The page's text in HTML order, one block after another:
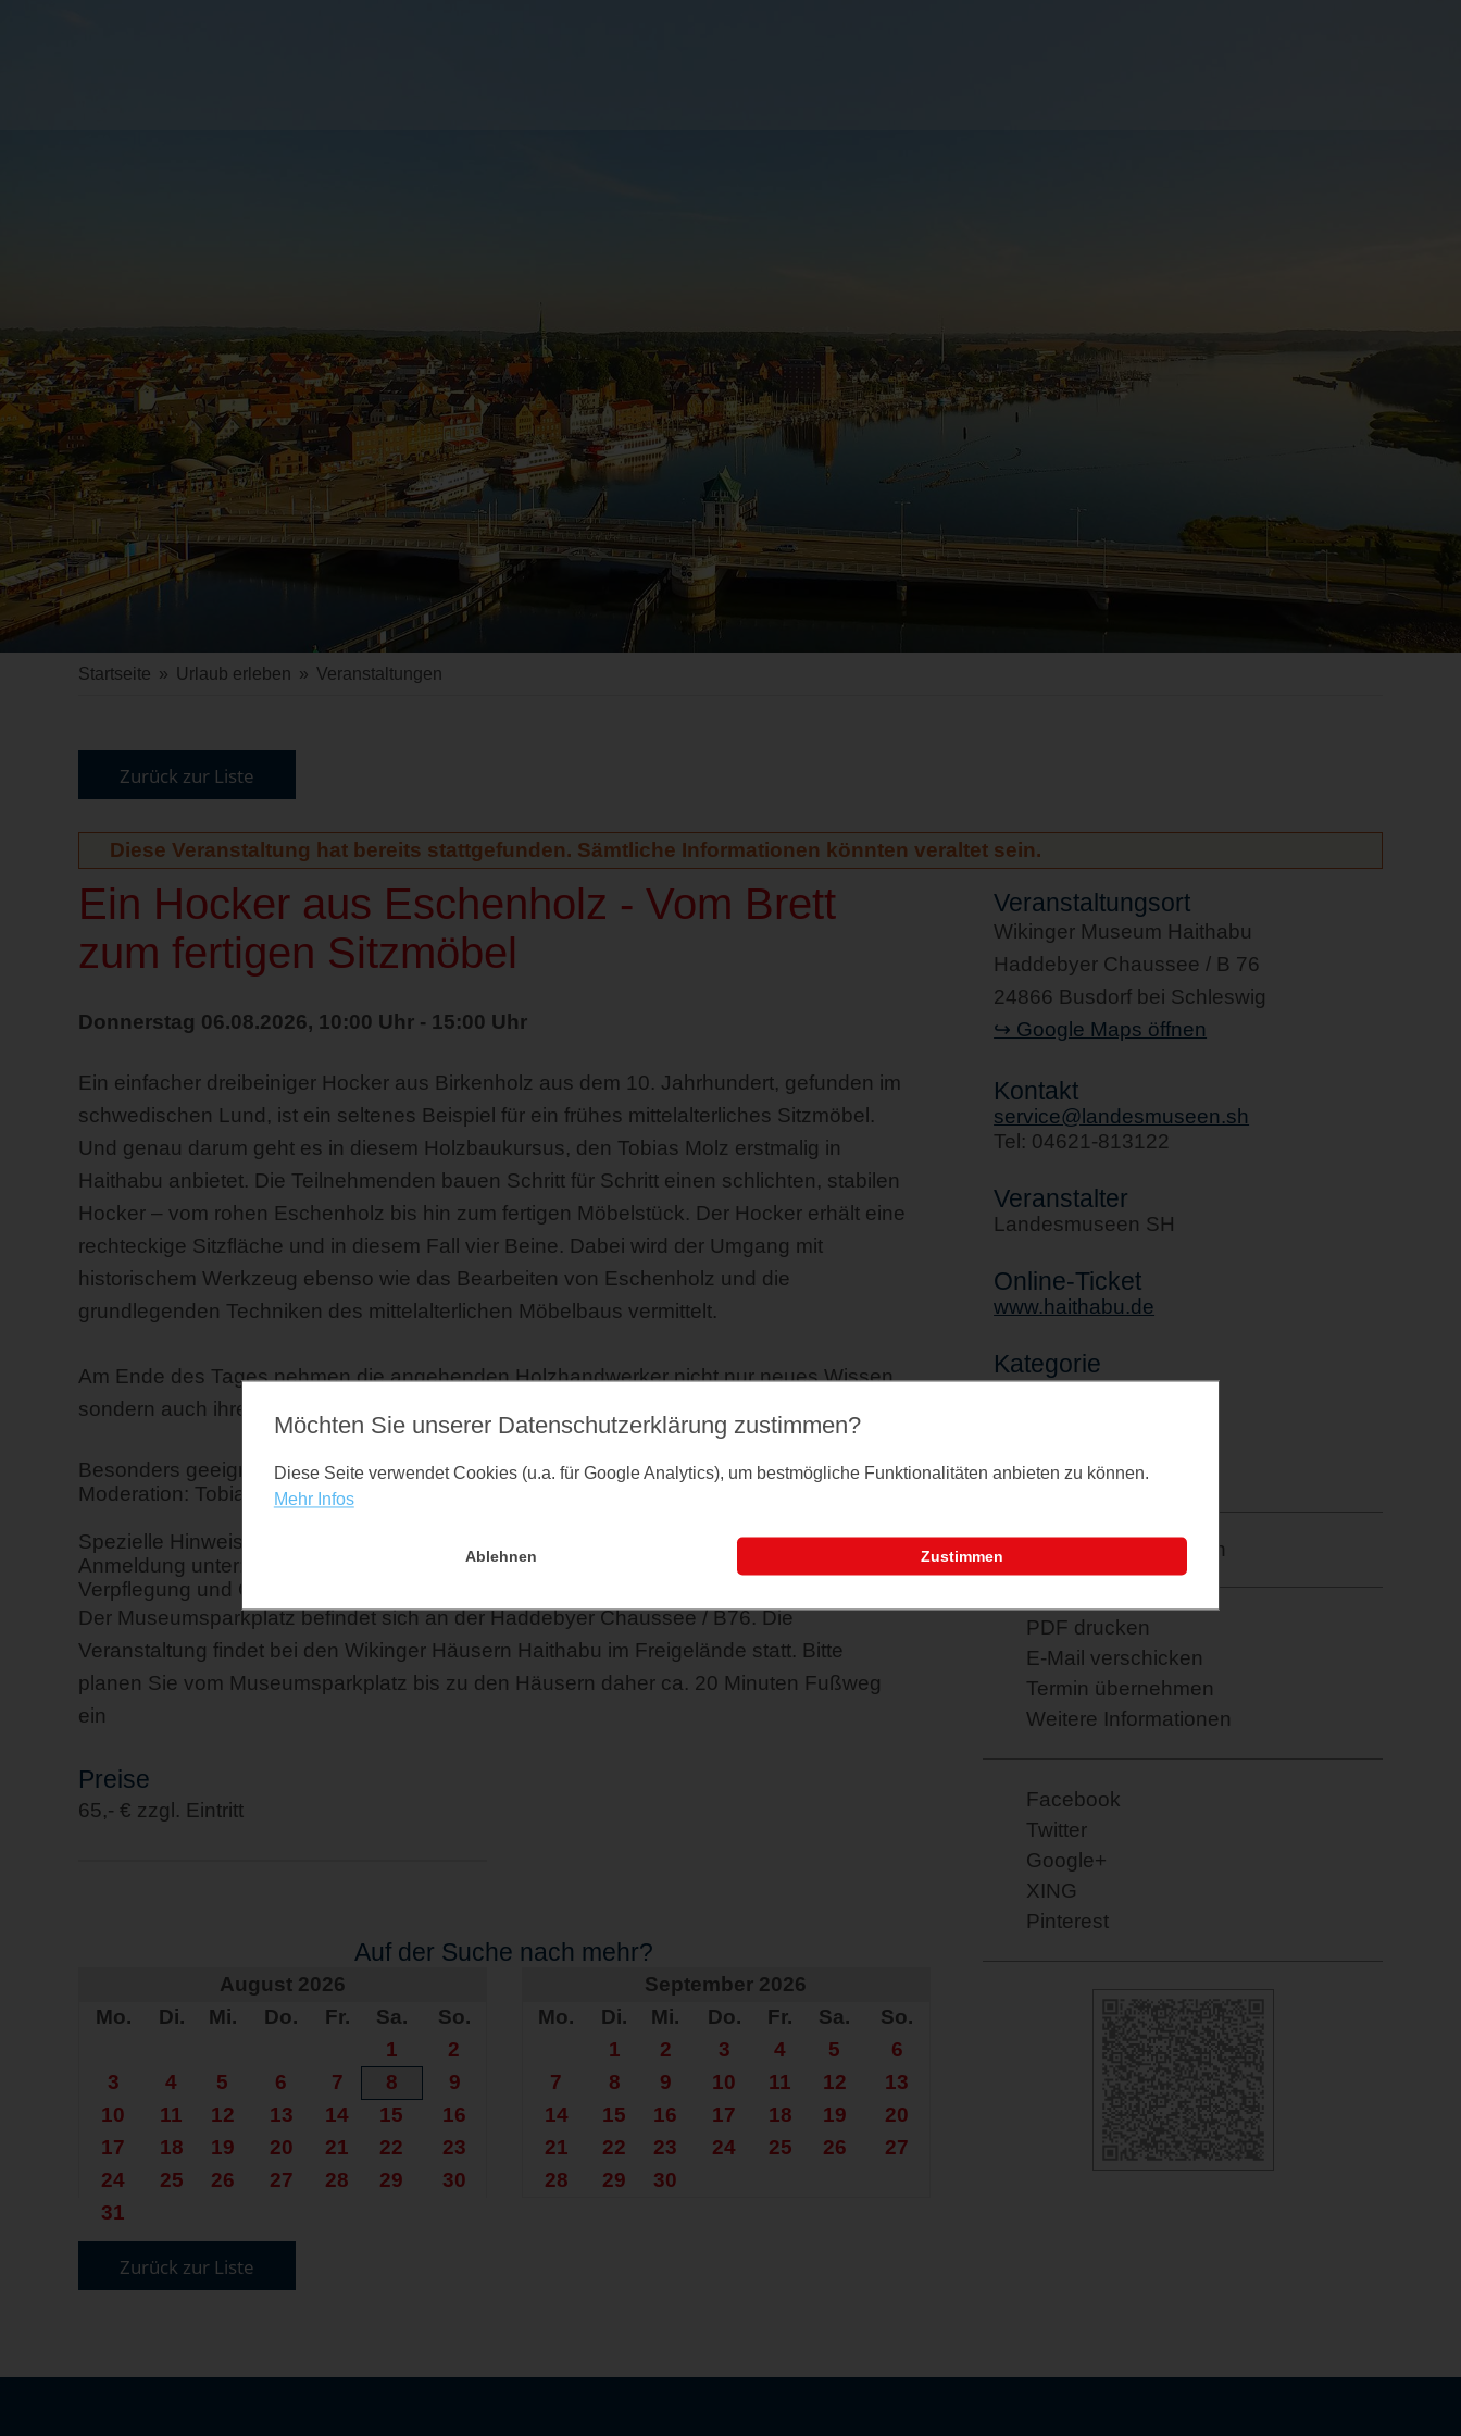
Startseite » Urlaub erleben » Veranstaltungen
Zurück zur Liste
Diese Veranstaltung hat bereits stattgefunden. Sämtliche Informationen könnten veraltet sein.
Ein Hocker aus Eschenholz - Vom Brett
zum fertigen Sitzmöbel
Donnerstag 06.08.2026, 10:00 Uhr - 15:00 Uhr
Ein einfacher dreibeiniger Hocker aus Birkenholz aus dem 10. Jahrhundert, gefunden im
schwedischen Lund, ist ein seltenes Beispiel für ein frühes mittelalterliches Sitzmöbel.
Und genau darum geht es in diesem Holzbaukursus, den Tobias Molz erstmalig in
Haithabu anbietet. Die Teilnehmenden bauen Schritt für Schritt einen schlichten, stabilen
Hocker – vom rohen Eschenholz bis hin zum fertigen Möbelstück. Der Hocker erhält eine
rechteckige Sitzfläche und in diesem Fall vier Beine. Dabei wird der Umgang mit
historischem Werkzeug ebenso wie das Bearbeiten von Eschenholz und die
grundlegenden Techniken des mittelalterlichen Möbelbaus vermittelt.
Am Ende des Tages nehmen die angehenden Holzhandwerker nicht nur neues Wissen,
sondern auch ihren ersten selbstgebauten Hocker mit nach Hause.
Besonders geeignet für: Erwachsene
Moderation: Tobias Molz
Spezielle Hinweise: Kosten: 65 € p.P. (inkl. Material und zzgl. Museumseintritt).
Anmeldung unter:
www.schildwerkstatt.de/Kurse. Bitte denken Sie daran, sich
Verpflegung und Getränke für den Tag mitzubringen.
Der Museumsparkplatz befindet sich an der Haddebyer Chaussee / B76. Die
Veranstaltung findet bei den Wikinger Häusern Haithabu im Freigelände statt. Bitte
planen Sie vom Museumsparkplatz bis zu den Häusern daher ca. 20 Minuten Fußweg
ein
Preise
65,- € zzgl. Eintritt
Auf der Suche nach mehr?
August 2026
Mo.
Di. Mi. Do. Fr. Sa.
So.
1
2
3
4 5 6 7 8
9
10
11 12 13 14 15
16
17
18 19 20 21 22
23
24
25 26 27 28 29
30
31
September 2026
Mo.
Di. Mi. Do. Fr. Sa.
So.
1
2 3 4 5
6
7
8 9 10 11 12
13
14
15 16 17 18 19
20
21
22 23 24 25 26
27
28
29 30
Veranstaltungsort
Wikinger Museum Haithabu
Haddebyer Chaussee / B 76
24866 Busdorf bei Schleswig
↪ Google Maps öffnen
Kontakt
service@landesmuseen.sh
Tel: 04621-813122
Veranstalter
Landesmuseen SH
Online-Ticket
www.haithabu.de
Kategorie
Workshops
16.03.2026
Merkzettel: speichern
PDF drucken
E-Mail verschicken
Termin übernehmen
Weitere Informationen
Facebook
Twitter
Google+
XING
Pinterest
Zurück zur Liste
Möchten Sie unserer Datenschutz­erklärung zustimmen?
Diese Seite verwendet Cookies (u.a. für Google Analytics), um bestmögliche Funktionalitäten anbieten zu können.
Mehr Infos
Ablehnen Zustimmen